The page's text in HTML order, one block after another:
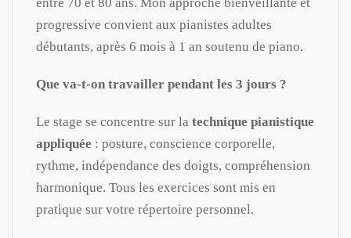
progressive convient aux pianistes adultes
débutants, après 6 mois à 1 an soutenu de piano.
Que va-t-on travailler pendant les 3 jours ?
Le stage se concentre sur la technique pianistique
appliquée : posture, conscience corporelle,
rythme, indépendance des doigts, compréhension
harmonique. Tous les exercices sont mis en
pratique sur votre répertoire personnel.